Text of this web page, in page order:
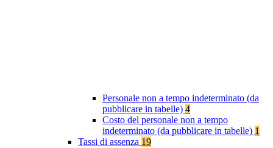
Personale non a tempo indeterminato (da
pubblicare in tabelle) 4
Costo del personale non a tempo
indeterminato (da pubblicare in tabelle) 1
Tassi di assenza 19